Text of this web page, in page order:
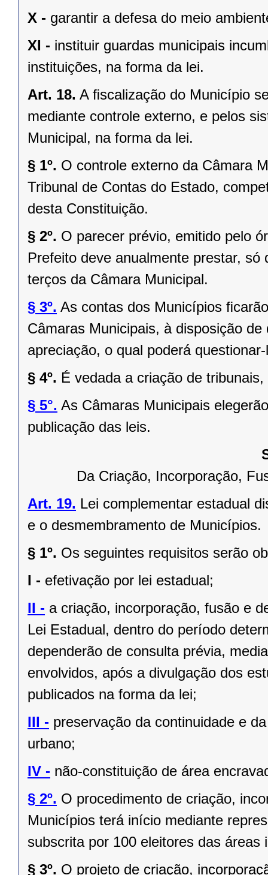
X - garantir a defesa do meio
XI - instituir guardas municipais
instituições, na forma da lei.
Art. 18. A ﬁscalização do Município
mediante controle externo, e pelos
Municipal, na forma da lei.
§ 1º. O controle externo da Câmara
Tribunal de Contas do Estado,
desta Constituição.
§ 2º. O parecer prévio, emitido pelo
Prefeito deve anualmente prestar,
terços da Câmara Municipal.
§ 3º. As contas dos Municípios
Câmaras Municipais, à disposição
apreciação, o qual poderá
§ 4º. É vedada a criação de
§ 5°. As Câmaras Municipais
publicação das leis.
Da Criação, Incorporação,
Art. 19. Lei complementar estadual
e o desmembramento de Municípios.
§ 1º. Os seguintes requisitos serão
I - efetivação por lei estadual;
II - a criação, incorporação, fusão e
Lei Estadual, dentro do período
dependerão de consulta prévia,
envolvidos, após a divulgação dos
publicados na forma da lei;
III - preservação da continuidade e
urbano;
IV - não-constituição de área
§ 2º. O procedimento de criação,
Municípios terá início mediante
subscrita por 100 eleitores das
§ 3º. O projeto de criação,